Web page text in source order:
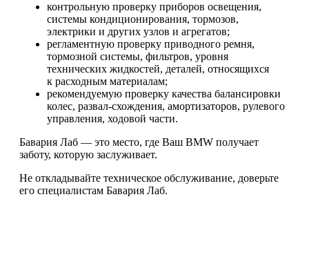
контрольную проверку приборов освещения,
системы кондиционирования, тормозов,
электрики и других узлов и агрегатов;
регламентную проверку приводного ремня,
тормозной системы, фильтров, уровня
технических жидкостей, деталей, относящихся
к расходным материалам;
рекомендуемую проверку качества балансировки
колес, развал-схождения, амортизаторов, рулевого
управления, ходовой части.
Бавария Лаб — это место, где Ваш BMW получает
заботу, которую заслуживает.
Не откладывайте техническое обслуживание, доверьте
его специалистам Бавария Лаб.